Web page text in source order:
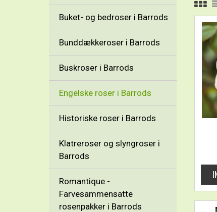
Buket- og bedroser i Barrods
Bunddækkeroser i Barrods
Buskroser i Barrods
Engelske roser i Barrods
Historiske roser i Barrods
Klatreroser og slyngroser i
Barrods
Romantique -
Farvesammensatte
rosenpakker i Barrods